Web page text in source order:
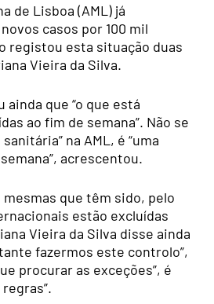
de Lisboa (AML) já
casos por 100 mil
registou esta situação duas
Vieira da Silva.
que “o que está
ao fim de semana”. Não se
na AML, é “uma
acrescentou.
mesmas que têm sido, pelo
estão excluídas
Vieira da Silva disse ainda
fazermos este controlo”,
procurar as exceções”, é